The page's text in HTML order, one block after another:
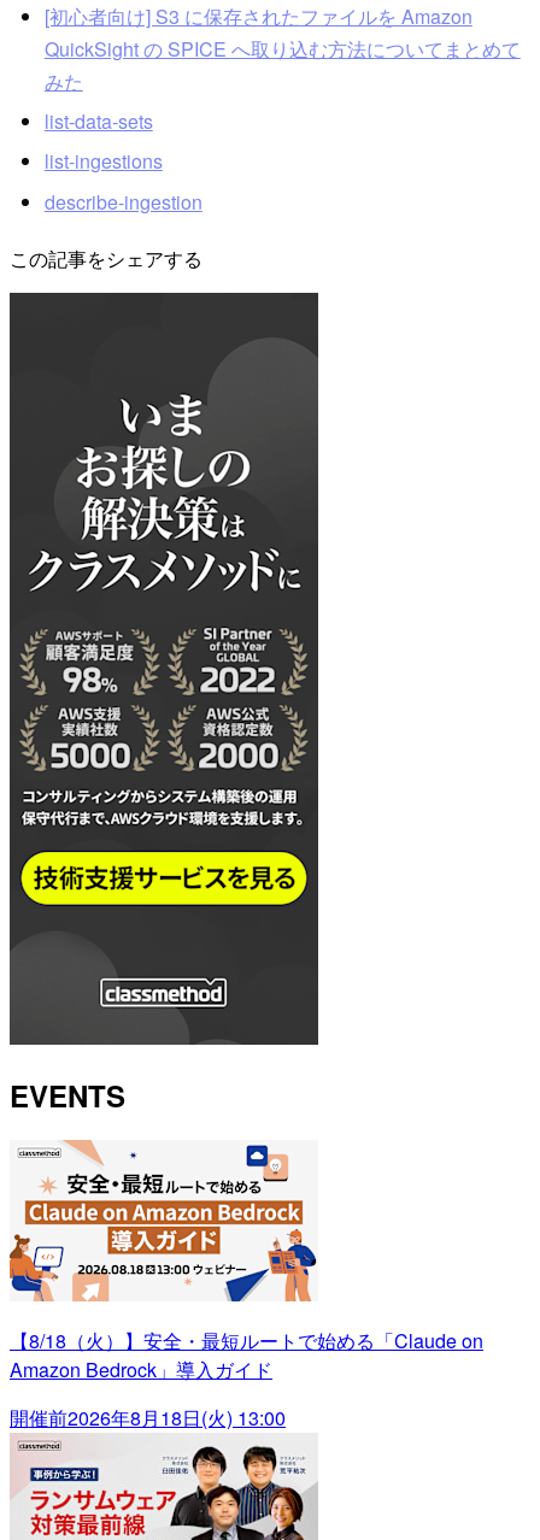
[初心者向け] S3 に保存されたファイルを Amazon
QuickSight の SPICE へ取り込む方法についてまとめて
みた
list-data-sets
list-ingestions
describe-ingestion
この記事をシェアする
EVENTS
【8/18（火）】安全・最短ルートで始める「Claude on
Amazon Bedrock」導入ガイド
開催前2026年8月18日(火) 13:00